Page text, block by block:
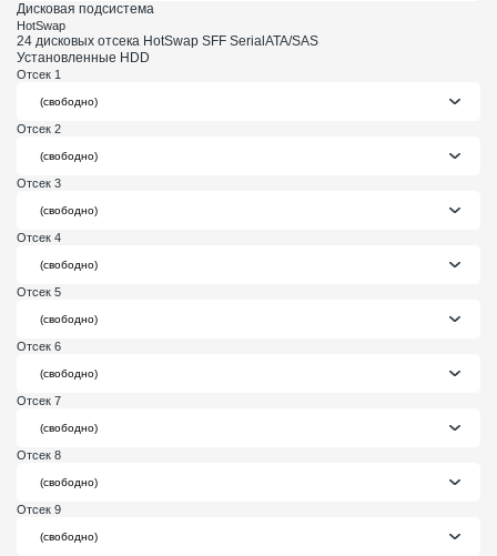
Дисковая подсистема
HotSwap
24 дисковых отсека HotSwap SFF SerialATA/SAS
Установленные HDD
Отсек 1
Отсек 2
Отсек 3
Отсек 4
Отсек 5
Отсек 6
Отсек 7
Отсек 8
Отсек 9